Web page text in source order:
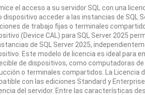
el acceso a su servidor SQL con una
dispositivo acceder a las instancias de SQL
de trabajo fijas o terminales
(Device CAL) para SQL Server 2025
de SQL Server 2025,
Este modelo de licencia es ideal para
de dispositivos, como computadoras
o terminales compartidos. La Licencia
con las ediciones Standard y
del servidor. Entre las características